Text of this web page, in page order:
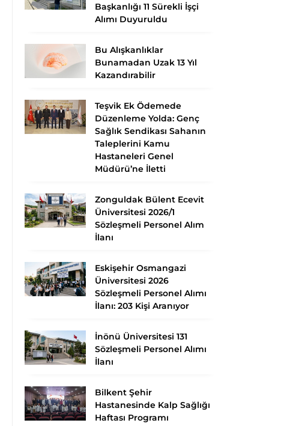
Başkanlığı 11 Sürekli İşçi
Alımı Duyuruldu
Bu Alışkanlıklar
Bunamadan Uzak 13 Yıl
Kazandırabilir
Teşvik Ek Ödemede
Düzenleme Yolda: Genç
Sağlık Sendikası Sahanın
Taleplerini Kamu
Hastaneleri Genel
Müdürü’ne İletti
Zonguldak Bülent Ecevit
Üniversitesi 2026/1
Sözleşmeli Personel Alım
İlanı
Eskişehir Osmangazi
Üniversitesi 2026
Sözleşmeli Personel Alımı
İlanı: 203 Kişi Aranıyor
İnönü Üniversitesi 131
Sözleşmeli Personel Alımı
İlanı
Bilkent Şehir
Hastanesinde Kalp Sağlığı
Haftası Programı